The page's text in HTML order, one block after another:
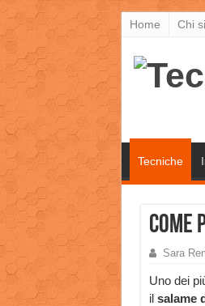
Home Chi
Tecniche
Sara
Uno dei
il salame